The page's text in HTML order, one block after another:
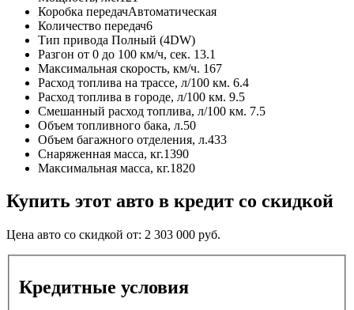
Коробка передачАвтоматическая
Количество передач6
Тип привода Полный (4DW)
Разгон от 0 до 100 км/ч, сек. 13.1
Максимальная скорость, км/ч. 167
Расход топлива на трассе, л/100 км. 6.4
Расход топлива в городе, л/100 км. 9.5
Смешанный расход топлива, л/100 км. 7.5
Объем топливного бака, л.50
Объем багажного отделения, л.433
Снаряженная масса, кг.1390
Максимальная масса, кг.1820
Купить этот авто в кредит со скидкой
Цена авто со скидкой от: 2 303 000 руб.
Кредитные условия